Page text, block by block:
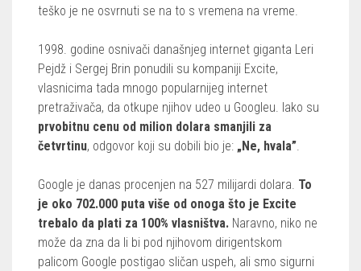
teško je ne osvrnuti se na to s vremena na vreme.
1998. godine osnivači današnjeg internet giganta Leri
Pejdž i Sergej Brin ponudili su kompaniji Excite,
vlasnicima tada mnogo popularnijeg internet
pretraživača, da otkupe njihov udeo u Googleu. Iako su
prvobitnu cenu od milion dolara smanjili za
četvrtinu, odgovor koji su dobili bio je: „Ne, hvala”.
Google je danas procenjen na 527 milijardi dolara. To
je oko 702.000 puta više od onoga što je Excite
trebalo da plati za 100% vlasništva. Naravno, niko ne
može da zna da li bi pod njihovom dirigentskom
palicom Google postigao sličan uspeh, ali smo sigurni